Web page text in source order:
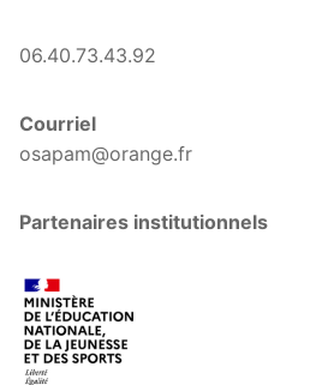
06.40.73.43.92
Courriel
osapam@orange.fr
Partenaires institutionnels